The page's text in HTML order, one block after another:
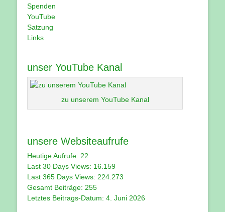
Spenden
YouTube
Satzung
Links
unser YouTube Kanal
zu unserem YouTube Kanal
unsere Websiteaufrufe
Heutige Aufrufe: 22
Last 30 Days Views: 16.159
Last 365 Days Views: 224.273
Gesamt Beiträge: 255
Letztes Beitrags-Datum: 4. Juni 2026